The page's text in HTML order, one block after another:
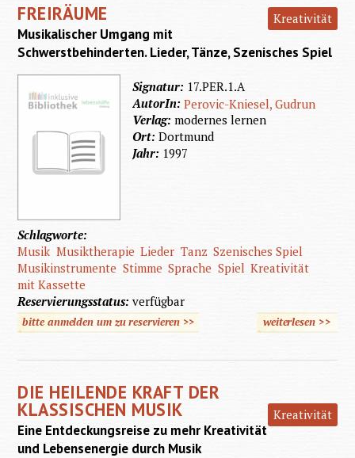
FREIRÄUME Kreativität
Musikalischer Umgang mit
Schwerstbehinderten. Lieder, Tänze, Szenisches Spiel
Signatur: 17.PER.1.A
AutorIn:Perovic-Kniesel, Gudrun
Verlag:modernes lernen
Ort:Dortmund
Jahr: 1997
Schlagworte:
Musik Musiktherapie Lieder Tanz Szenisches Spiel
Musikinstrumente Stimme Sprache Spiel Kreativität
mit Kassette
Reservierungsstatus:verfügbar
bitte anmelden um zu reservieren >> weiterlesen
über
>>
DIE HEILENDE KRAFT DER
KLASSISCHEN MUSIK Kreativität
Eine Entdeckungsreise zu mehr Kreativität
und Lebensenergie durch Musik